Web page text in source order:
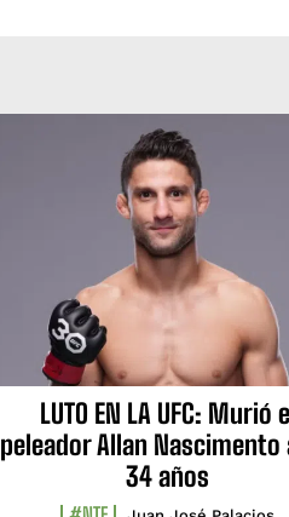
LUTO EN LA UFC: Murió
peleador Allan Nascimento
34 años